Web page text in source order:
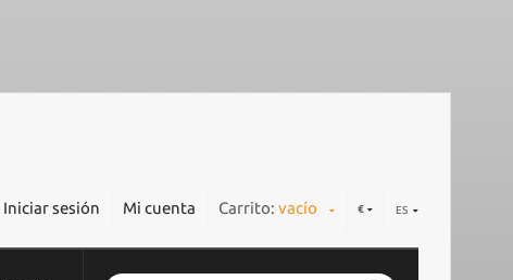
ES
€
Carrito: vacío
Mi cuenta
Iniciar sesión